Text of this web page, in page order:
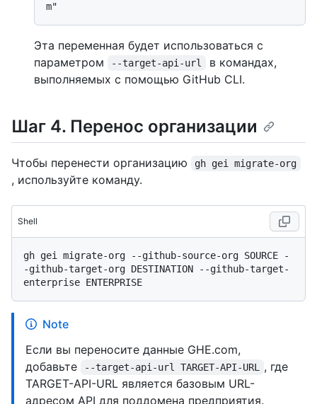
Эта переменная будет использоваться с
параметром
--target-api-url
в командах,
выполняемых с помощью GitHub CLI.
Шаг 4. Перенос организации
Чтобы перенести организацию gh gei migrate-org
, используйте команду.
Shell
gh gei migrate-org --github-source-org SOURCE -
-github-target-org DESTINATION --github-target-
Note
Если вы переносите данные GHE.com,
добавьте
--target-api-url TARGET-API-URL
, где
TARGET-API-URL является базовым URL-
адресом API для поддомена предприятия.